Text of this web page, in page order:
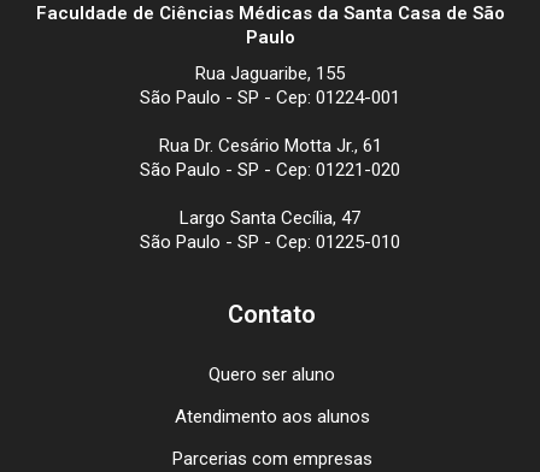
Faculdade de Ciências Médicas da Santa Casa de São
Paulo
Rua Jaguaribe, 155
São Paulo - SP - Cep: 01224-001
Rua Dr. Cesário Motta Jr., 61
São Paulo - SP - Cep: 01221-020
Largo Santa Cecília, 47
São Paulo - SP - Cep: 01225-010
Contato
Quero ser aluno
Atendimento aos alunos
Parcerias com empresas